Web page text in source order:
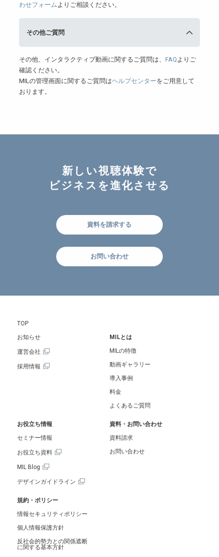
わせフォーム よりご相談ください。
その他ご質問
その他、インタラクティブ動画に関するご質問は、 FAQ よりご
確認ください。
MILの管理画面に関するご質問はヘルプセンターをご用意して
おります。
新しい視聴体験で
ビジネスを進化させる
資料を請求する
お問い合わせ
TOP
お知らせ
運営会社
採用情報
MILとは
MILの特徴
動画ギャラリー
導入事例
料金
よくあるご質問
お役立ち情報
セミナー情報
お役立ち資料
MIL Blog
デザインガイドライン
資料・お問い合わせ
資料請求
お問い合わせ
規約・ポリシー
情報セキュリティポリシー
個人情報保護方針
反社会的勢力との関係遮断
に関する基本方針